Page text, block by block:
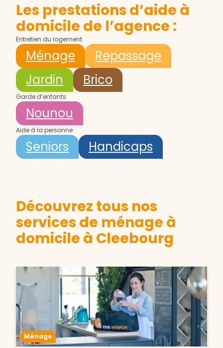
Les prestations d’aide à
domicile de l’agence :
Entretien du logement
Ménage
Repassage
Jardin
Brico
Garde d’enfants
Nounou
Aide à la personne
Seniors Handicaps
Découvrez tous nos
services de ménage à
domicile à Cleebourg
Ménage